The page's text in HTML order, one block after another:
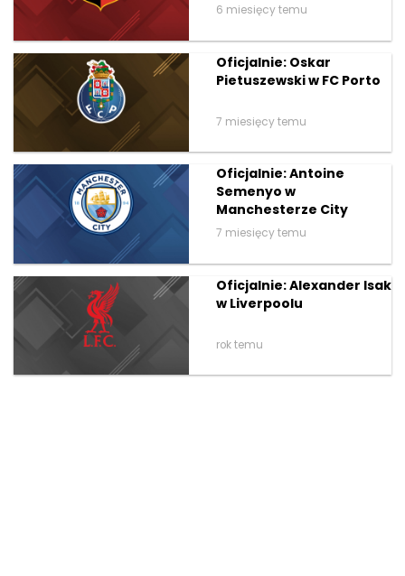
6 miesięcy temu
Oficjalnie: Oskar
Pietuszewski w FC Porto
7 miesięcy temu
Oficjalnie: Antoine
Semenyo w
Manchesterze City
7 miesięcy temu
Oficjalnie: Alexander Isak
w Liverpoolu
rok temu